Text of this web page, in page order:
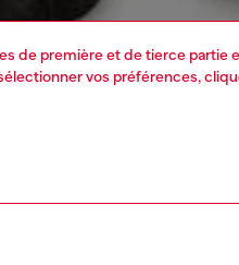
de première et de tierce
vos préférences,